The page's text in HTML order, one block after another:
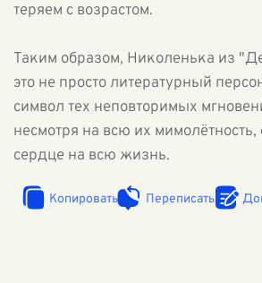
теряем с возрастом.
Таким образом, Николенька из
это не просто литературный
символ тех неповторимых
несмотря на всю их
сердце на всю жизнь.
Копировать Переписать